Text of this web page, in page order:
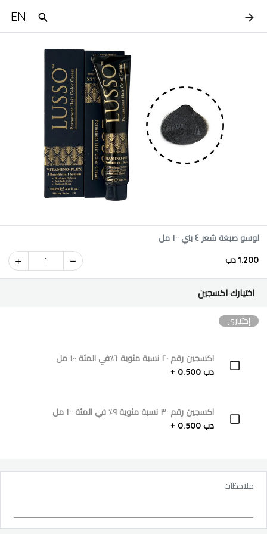
EN
لوسو صبغة شعر ٤ بني ١٠٠ مل
1.200 دب 1
اختيارك اكسجين
إختياري
اكسجين رقم ٢٠ نسبة مئوية ٦٪؜في المئة ١٠٠ مل
دب 0.500 +
اكسجين رقم ٣٠ نسبة مئوية ٩٪؜ في المئة ١٠٠ مل
دب 0.500 +
ملاحظات